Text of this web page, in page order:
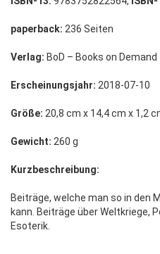
paperback: 236 Seiten
Verlag: BoD – Books on Demand
Erscheinungsjahr: 2018-07-10
Größe: 20,8 cm x 14,4 cm x 1,2
Gewicht: 260 g
Kurzbeschreibung:
Beiträge, welche man so in den
kann. Beiträge über Weltkriege,
Esoterik.